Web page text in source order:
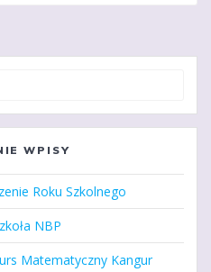
WPISY
Roku Szkolnego
NBP
Matematyczny Kangur